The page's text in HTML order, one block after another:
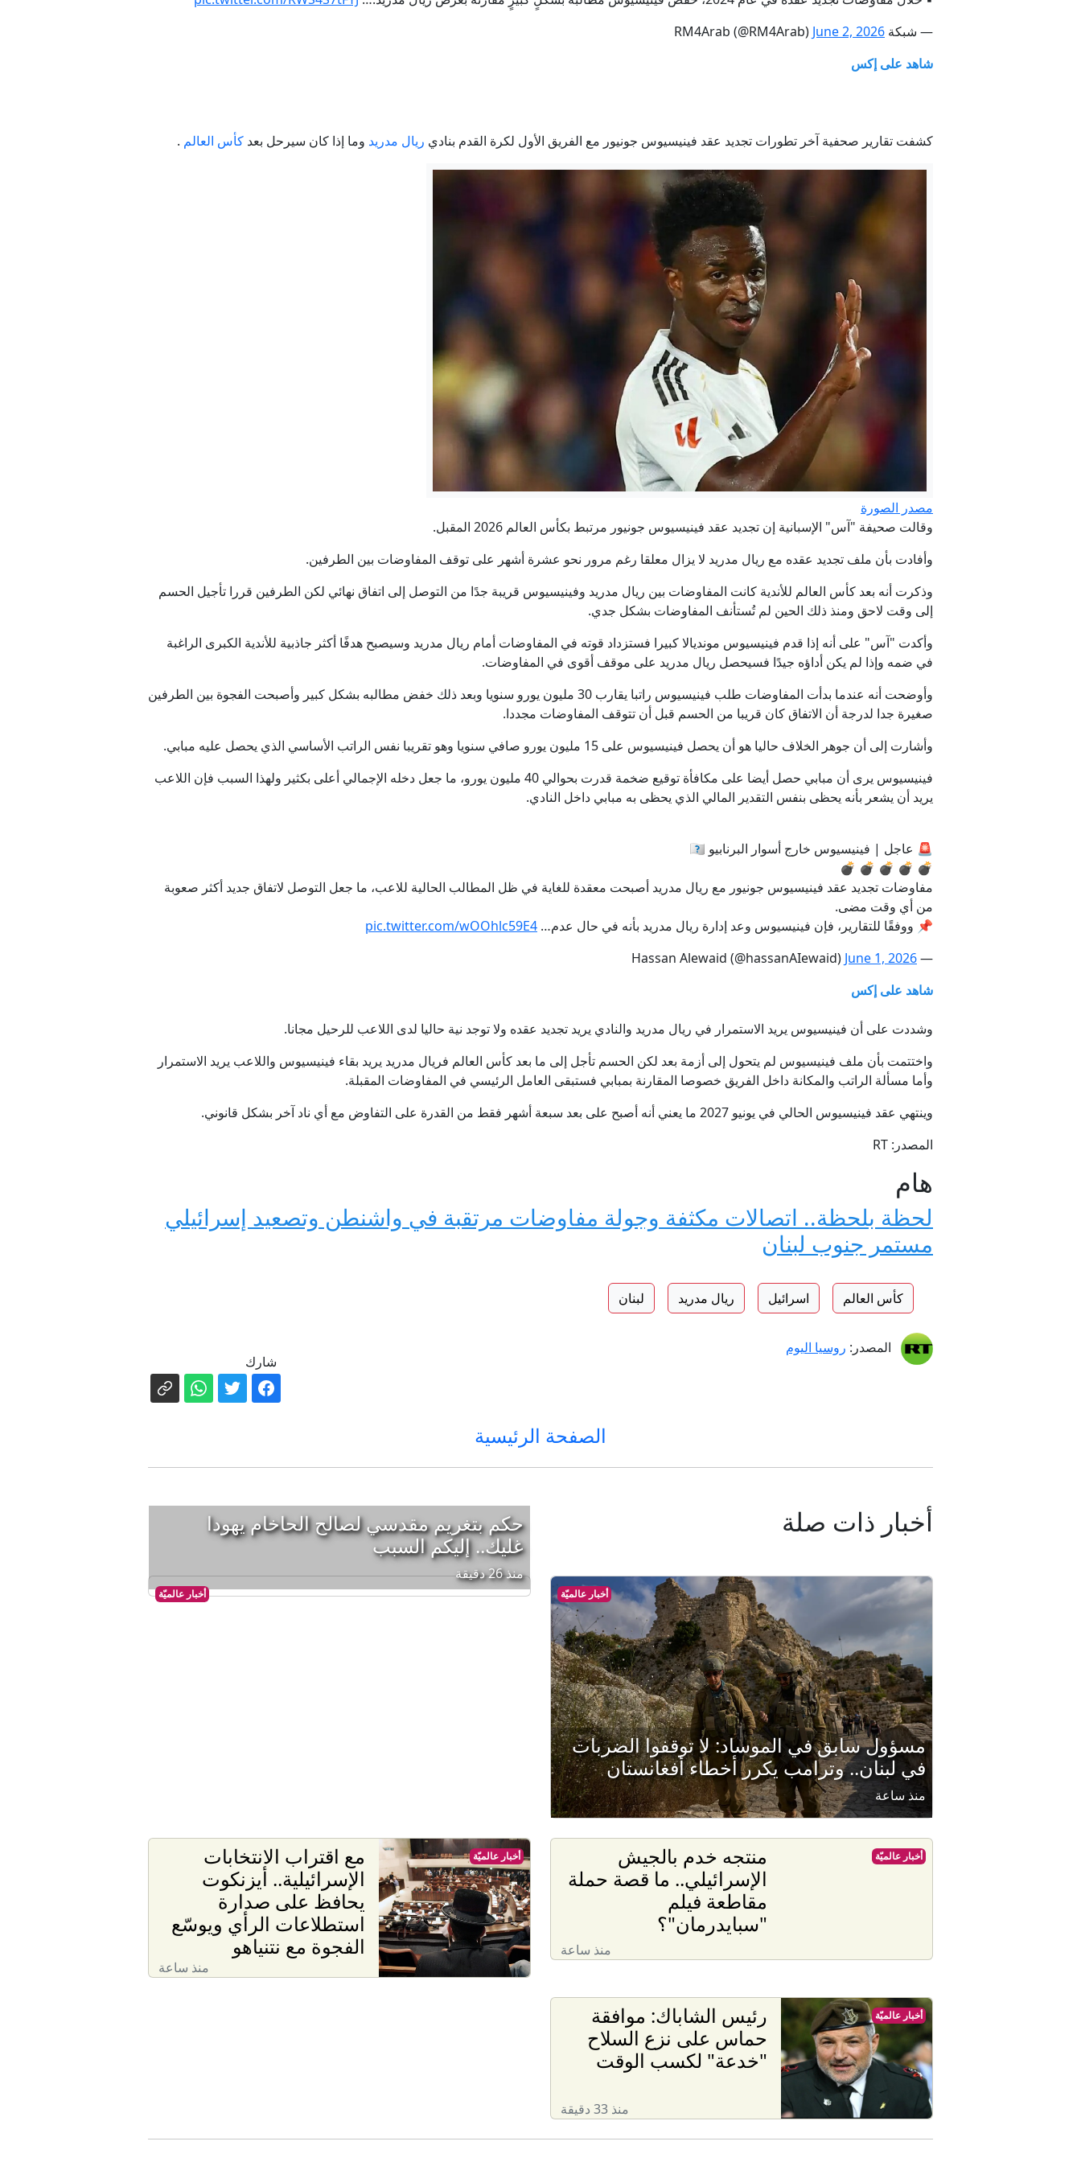
الدفاع الروسية في حصاد الأسبوع: إصابة 34 سفينة يستخدمها الجيش الأوكراني وتحرير 8 بلدات
‏اتفاق مكة للدفاع المشترك: أي هجوم مسلح على أي دولة يعد هجوما على الدول الثلاث جميعها
توقيع اتفاقية دفاع مشترك بين السعودية وباكستان وتركيا
— شبكة RM4Arab (@RM4Arab) June 2, 2026
شاهد على إكس
كشفت تقارير صحفية آخر تطورات تجديد عقد فينيسيوس جونيور مع الفريق الأول لكرة القدم بنادي ريال مدريد وما إذا كان سيرحل بعد كأس العالم .
مصدر الصورة
وقالت صحيفة "آس" الإسبانية إن تجديد عقد فينيسيوس جونيور مرتبط بكأس العالم 2026 المقبل.
وأفادت بأن ملف تجديد عقده مع ريال مدريد لا يزال معلقا رغم مرور نحو عشرة أشهر على توقف المفاوضات بين الطرفين.
وذكرت أنه بعد كأس العالم للأندية كانت المفاوضات بين ريال مدريد وفينيسيوس قريبة جدًا من التوصل إلى اتفاق نهائي لكن الطرفين قررا تأجيل الحسم
إلى وقت لاحق ومنذ ذلك الحين لم تُستأنف المفاوضات بشكل جدي.
وأكدت "آس" على أنه إذا قدم فينيسيوس مونديالا كبيرا فستزداد قوته في المفاوضات أمام ريال مدريد وسيصبح هدفًا أكثر جاذبية للأندية الكبرى الراغبة
في ضمه وإذا لم يكن أداؤه جيدًا فسيحصل ريال مدريد على موقف أقوى في المفاوضات.
وأوضحت أنه عندما بدأت المفاوضات طلب فينيسيوس راتبا يقارب 30 مليون يورو سنويا وبعد ذلك خفض مطالبه بشكل كبير وأصبحت الفجوة بين الطرفين
صغيرة جدا لدرجة أن الاتفاق كان قريبا من الحسم قبل أن تتوقف المفاوضات مجددا.
وأشارت إلى أن جوهر الخلاف حاليا هو أن يحصل فينيسيوس على 15 مليون يورو صافي سنويا وهو تقريبا نفس الراتب الأساسي الذي يحصل عليه مبابي.
فينيسيوس يرى أن مبابي حصل أيضا على مكافأة توقيع ضخمة قدرت بحوالي 40 مليون يورو، ما جعل دخله الإجمالي أعلى بكثير ولهذا السبب فإن اللاعب
يريد أن يشعر بأنه يحظى بنفس التقدير المالي الذي يحظى به مبابي داخل النادي.
🚨 عاجل | فينيسيوس خارج أسوار البرنابيو 🇧🇷
💣 💣 💣 💣 💣
مفاوضات تجديد عقد فينيسيوس جونيور مع ريال مدريد أصبحت معقدة للغاية في ظل المطالب الحالية للاعب، ما جعل التوصل لاتفاق جديد أكثر صعوبة
من أي وقت مضى.
📌 ووفقًا للتقارير، فإن فينيسيوس وعد إدارة ريال مدريد بأنه في حال عدم… pic.twitter.com/wOOhlc59E4
— Hassan Alewaid (@hassanAIewaid)
June 1, 2026
شاهد على إكس
وشددت على أن فينيسيوس يريد الاستمرار في ريال مدريد والنادي يريد تجديد عقده ولا توجد نية حاليا لدى اللاعب للرحيل مجانا.
واختتمت بأن ملف فينيسيوس لم يتحول إلى أزمة بعد لكن الحسم تأجل إلى ما بعد كأس العالم فريال مدريد يريد بقاء فينيسيوس واللاعب يريد الاستمرار
وأما مسألة الراتب والمكانة داخل الفريق خصوصا المقارنة بمبابي فستبقى العامل الرئيسي في المفاوضات المقبلة.
وينتهي عقد فينيسيوس الحالي في يونيو 2027 ما يعني أنه أصبح على بعد سبعة أشهر فقط من القدرة على التفاوض مع أي ناد آخر بشكل قانوني.
المصدر: RT
هام
لحظة بلحظة.. اتصالات مكثفة وجولة مفاوضات مرتقبة في واشنطن وتصعيد إسرائيلي
مستمر جنوب لبنان
كأس العالم اسرائيل ريال مدريد لبنان
المصدر: روسيا اليوم
شارك
الصفحة الرئيسية
أخبار ذات صلة
أخبار عالميّة
مسؤول سابق في الموساد: لا توقفوا الضربات
في لبنان.. وترامب يكرر أخطاء أفغانستان
منذ ساعة
أخبار عالميّة
حكم بتغريم مقدسي لصالح الحاخام يهودا
غليك.. إليكم السبب
منذ 26 دقيقة
منتجه خدم بالجيش
الإسرائيلي.. ما قصة حملة
مقاطعة فيلم
"سبايدرمان"؟
منذ ساعة
أخبار عالميّة
مع اقتراب الانتخابات
الإسرائيلية.. أيزنكوت
يحافظ على صدارة
استطلاعات الرأي ويوسّع
الفجوة مع نتنياهو
منذ ساعة
أخبار عالميّة
رئيس الشاباك: موافقة
حماس على نزع السلاح
"خدعة" لكسب الوقت
منذ 33 دقيقة
أخبار عالميّة